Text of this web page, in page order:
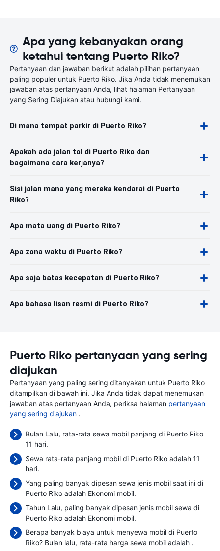
Apa yang kebanyakan orang
ketahui tentang Puerto Riko?
Pertanyaan dan jawaban berikut adalah pilihan pertanyaan
paling populer untuk Puerto Riko. Jika Anda tidak menemukan
jawaban atas pertanyaan Anda, lihat halaman Pertanyaan
yang Sering Diajukan atau hubungi kami.
Di mana tempat parkir di Puerto Riko?
Apakah ada jalan tol di Puerto Riko dan
bagaimana cara kerjanya?
Sisi jalan mana yang mereka kendarai di Puerto
Riko?
Apa mata uang di Puerto Riko?
Apa zona waktu di Puerto Riko?
Apa saja batas kecepatan di Puerto Riko?
Apa bahasa lisan resmi di Puerto Riko?
Puerto Riko pertanyaan yang sering
diajukan
Pertanyaan yang paling sering ditanyakan untuk Puerto Riko
ditampilkan di bawah ini. Jika Anda tidak dapat menemukan
jawaban atas pertanyaan Anda, periksa halaman pertanyaan
yang sering diajukan .
Bulan Lalu, rata-rata sewa mobil panjang di Puerto Riko
11 hari.
Sewa rata-rata panjang mobil di Puerto Riko adalah 11
hari.
Yang paling banyak dipesan sewa jenis mobil saat ini di
Puerto Riko adalah Ekonomi mobil.
Tahun Lalu, paling banyak dipesan jenis mobil sewa di
Puerto Riko adalah Ekonomi mobil.
Berapa banyak biaya untuk menyewa mobil di Puerto
Riko? Bulan lalu, rata-rata harga sewa mobil adalah .